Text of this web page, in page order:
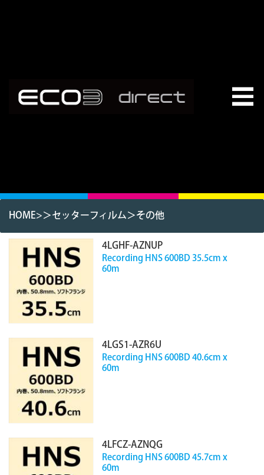
HOME>＞セッターフィルム＞その他
4LGHF-AZNUP
Recording HNS 600BD 35.5cm x
60m
4LGS1-AZR6U
Recording HNS 600BD 40.6cm x
60m
4LFCZ-AZNQG
Recording HNS 600BD 45.7cm x
60m